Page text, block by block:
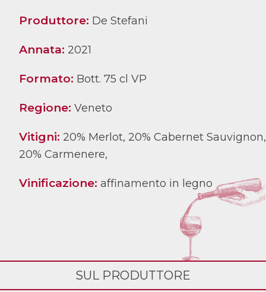
Produttore: De Stefani
Annata: 2021
Formato: Bott. 75 cl VP
Regione: Veneto
Vitigni: 20% Merlot, 20% Cabernet Sauvignon,
20% Carmenere,
Vinificazione: affinamento in legno
SUL PRODUTTORE